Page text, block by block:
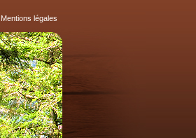
Mentions légales